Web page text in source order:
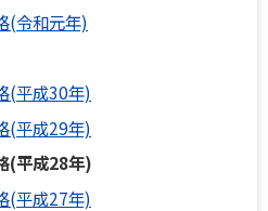
(令和元年)
(平成30年)
(平成29年)
(平成28年)
(平成27年)